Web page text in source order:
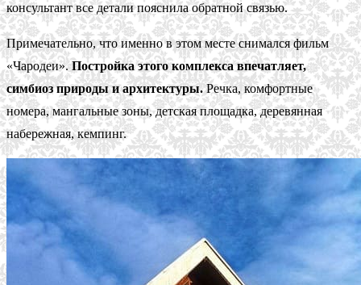
консультант все детали пояснила обратной связью.
Примечательно, что именно в этом месте снимался фильм
«Чародеи».Постройка этого комплекса впечатляет,
симбиоз природы и архитектуры.Речка, комфортные
номера, мангальные зоны, детская площадка, деревянная
набережная, кемпинг.